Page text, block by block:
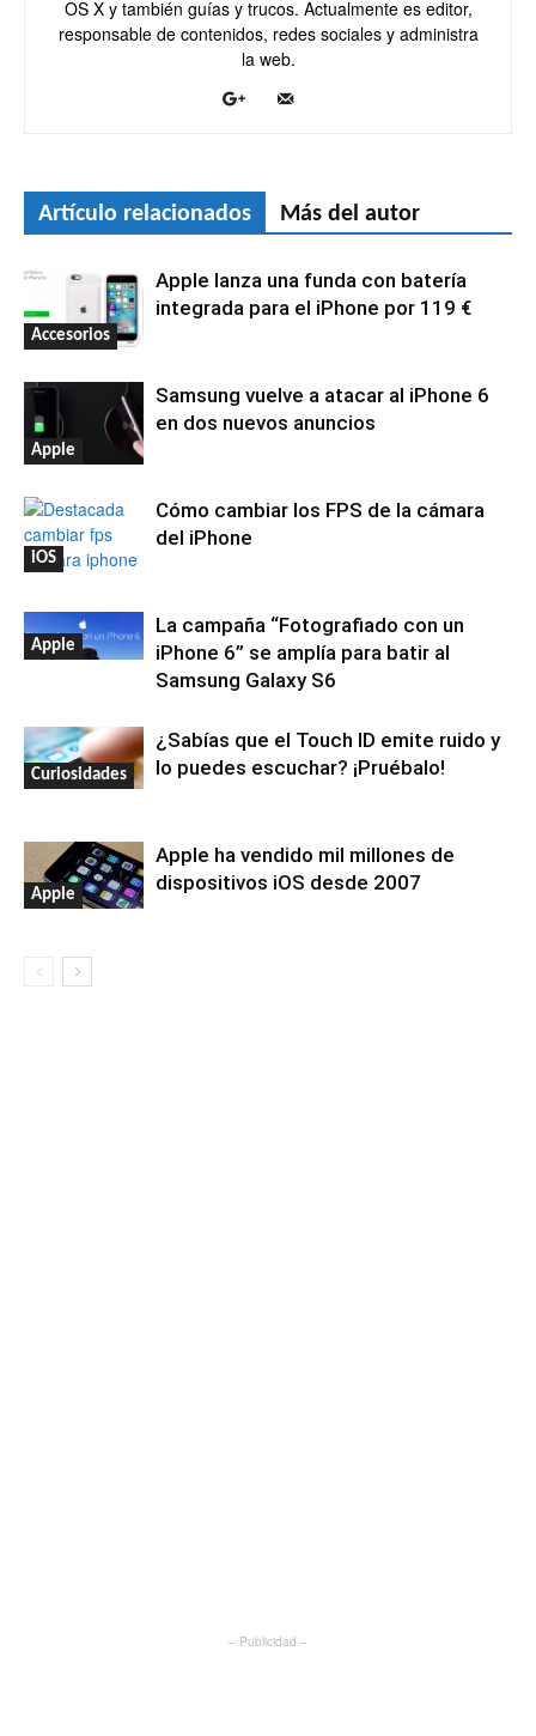
OS X y también guías y trucos. Actualmente es editor,
responsable de contenidos, redes sociales y administra
la web.
Artículo relacionados Más del autor
Accesorios
Apple lanza una funda con batería
integrada para el iPhone por 119 €
Apple
Samsung vuelve a atacar al iPhone 6
en dos nuevos anuncios
iOS
Cómo cambiar los FPS de la cámara
del iPhone
Apple
La campaña “Fotografiado con un
iPhone 6” se amplía para batir al
Samsung Galaxy S6
Curiosidades
¿Sabías que el Touch ID emite ruido y
lo puedes escuchar? ¡Pruébalo!
Apple
Apple ha vendido mil millones de
dispositivos iOS desde 2007
– Publicidad –